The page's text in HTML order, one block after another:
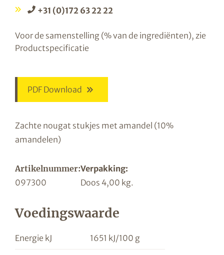
+31 (0)172 63 22 22
Voor de samenstelling (% van de ingrediënten), zie
Productspecificatie
PDF Download
Zachte nougat stukjes met amandel (10%
amandelen)
Artikelnummer:Verpakking:
097300
Doos 4,00 kg.
Voedingswaarde
Energie kJ 1651 kJ/100 g